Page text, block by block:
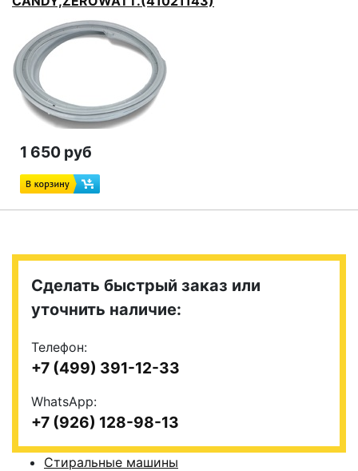
1 650 руб
Сделать быстрый заказ или
уточнить наличие:
Телефон:
+7 (499) 391-12-33
WhatsApp:
+7 (926) 128-98-13
Стиральные машины